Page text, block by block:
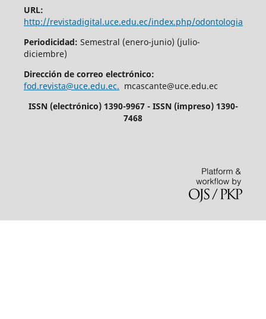
URL:
http://revistadigital.uce.edu.ec/index.php/odontologia
Periodicidad: Semestral (enero-junio) (julio-
diciembre)
Dirección de correo electrónico:
fod.revista@uce.edu.ec. mcascante@uce.edu.ec
ISSN (electrónico) 1390-9967 - ISSN (impreso) 1390-
7468